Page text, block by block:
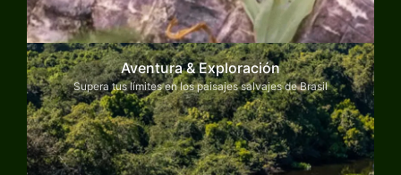
Aventura & Exploración
Supera tus límites en los paisajes salvajes de Brasil
Explorar